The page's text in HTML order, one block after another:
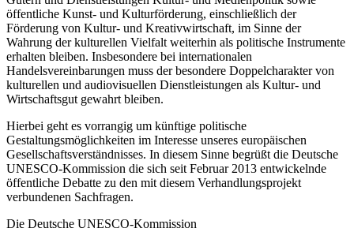
öffentliche Kunst- und Kulturförderung, einschließlich der
Förderung von Kultur- und Kreativwirtschaft, im Sinne der
Wahrung der kulturellen Vielfalt weiterhin als politische Instrumente
erhalten bleiben. Insbesondere bei internationalen
Handelsvereinbarungen muss der besondere Doppelcharakter von
kulturellen und audiovisuellen Dienstleistungen als Kultur- und
Wirtschaftsgut gewahrt bleiben.
Hierbei geht es vorrangig um künftige politische
Gestaltungsmöglichkeiten im Interesse unseres europäischen
Gesellschaftsverständnisses. In diesem Sinne begrüßt die Deutsche
UNESCO-Kommission die sich seit Februar 2013 entwickelnde
öffentliche Debatte zu den mit diesem Verhandlungsprojekt
verbundenen Sachfragen.
Die Deutsche UNESCO-Kommission